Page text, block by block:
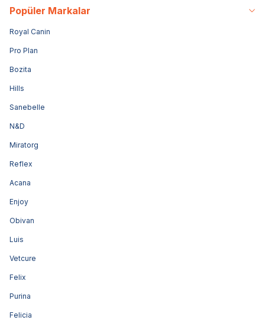
Popüler Markalar
Royal Canin
Pro Plan
Bozita
Hills
Sanebelle
N&D
Miratorg
Reflex
Acana
Enjoy
Obivan
Luis
Vetcure
Felix
Purina
Felicia